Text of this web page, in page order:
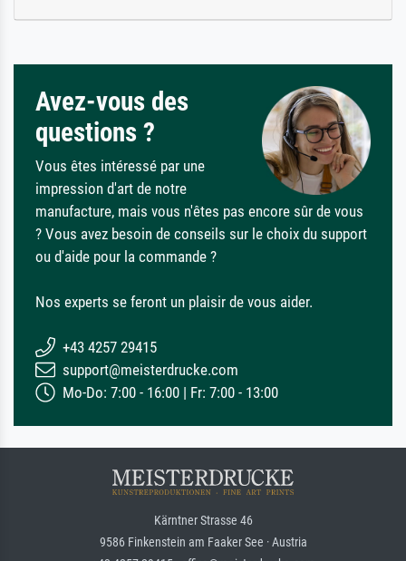
Avez-vous des
questions ?
Vous êtes intéressé par une
impression d'art de notre
manufacture, mais vous n'êtes pas encore sûr de vous
? Vous avez besoin de conseils sur le choix du support
ou d'aide pour la commande ?
Nos experts se feront un plaisir de vous aider.
+43 4257 29415
support@meisterdrucke.com
Mo-Do: 7:00 - 16:00 | Fr: 7:00 - 13:00
Kärntner Strasse 46
9586 Finkenstein am Faaker See · Austria